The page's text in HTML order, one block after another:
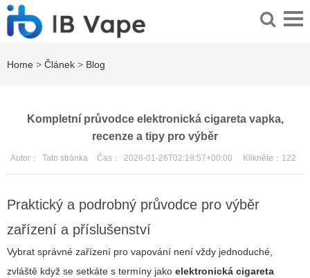
Home > Článek > Blog
Kompletní průvodce elektronická cigareta vapka,
recenze a tipy pro výběr
Autor： Tato stránka Čas： 2026-01-26T02:19:57+00:00 Klikněte： 122
Praktický a podrobný průvodce pro výběr
zařízení a příslušenství
Vybrat správné zařízení pro vapování není vždy jednoduché,
zvláště když se setkáte s termíny jako elektronická cigareta